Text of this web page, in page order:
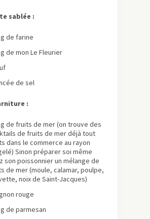
sablée :
g de farine
de mon Le Fleurier
de sel
:
g de fruits de mer (on trouve des
de fruits de mer déjà tout
dans le commerce au rayon
Sinon préparer soi même
son poissonnier un mélange de
de mer (moule, calamar, poulpe,
noix de Saint-Jacques)
rouge
de parmesan